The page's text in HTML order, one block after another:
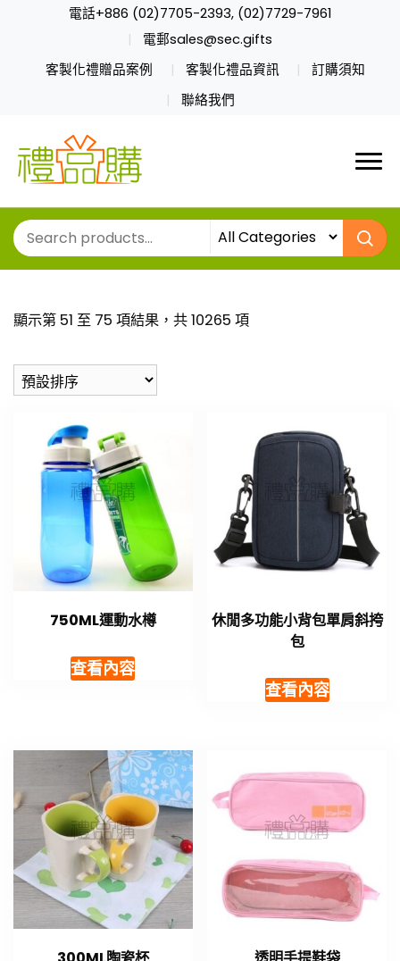
電話+886 (02)7705-2393, (02)7729-7961
電郵sales@sec.gifts
客製化禮贈品案例
客製化禮品資訊
訂購須知
聯絡我們
顯示第 51 至 75 項結果，共 10265 項
750ML運動水樽
查看內容
休閒多功能小背包單肩斜挎
包
查看內容